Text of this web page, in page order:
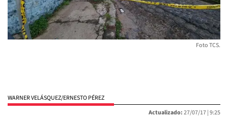
Foto TCS.
WARNER VELÁSQUEZ/ERNESTO PÉREZ
Actualizado:27/07/17 |9:25